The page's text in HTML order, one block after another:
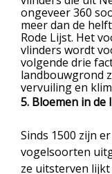
ongeveer 360
meer dan de
Rode Lijst. Het
vlinders wordt
volgende drie
landbouwgrond
vervuiling en
5. Bloemen in de
Sinds 1500 zijn
vogelsoorten
ze uitsterven lijkt